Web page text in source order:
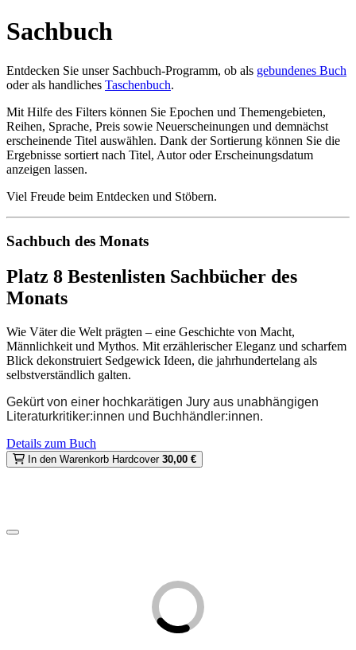
Sachbuch
Entdecken Sie unser Sachbuch-Programm, ob als gebundenes Buch
oder als handliches Taschenbuch.
Mit Hilfe des Filters können Sie Epochen und Themengebieten,
Reihen, Sprache, Preis sowie Neuerscheinungen und demnächst
erscheinende Titel auswählen. Dank der Sortierung können Sie die
Ergebnisse sortiert nach Titel, Autor oder Erscheinungsdatum
anzeigen lassen.
Viel Freude beim Entdecken und Stöbern.
Sachbuch des Monats
Platz 8 Bestenlisten Sachbücher des
Monats
Wie Väter die Welt prägten – eine Geschichte von Macht,
Männlichkeit und Mythos. Mit erzählerischer Eleganz und scharfem
Blick dekonstruiert Sedgewick Ideen, die jahrhundertelang als
selbstverständlich galten.
Gekürt von einer hochkarätigen Jury aus unabhängigen
Literaturkritiker:innen und Buchhändler:innen.
Details zum Buch
In den Warenkorb Hardcover 30,00 €